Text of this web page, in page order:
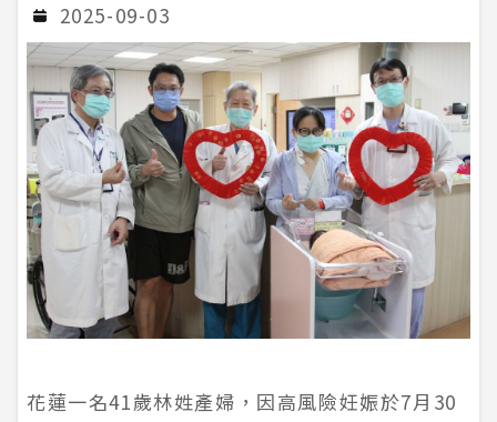
2025-09-03
花蓮一名41歲林姓產婦，因高風險妊娠於7月30